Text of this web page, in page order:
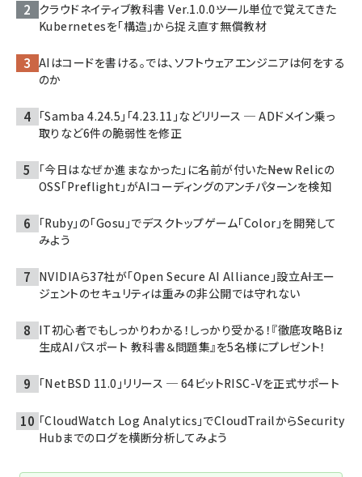
クラウドネイティブ教科書 Ver.1.0.0――ツール単位で覚えてきた
Kubernetesを「構造」から捉え直す無償教材
AIはコードを書ける。では、ソフトウェアエンジニアは何をする
のか
「Samba 4.24.5」「4.23.11」などリリース ─ ADドメイン乗っ
取りなど6件の脆弱性を修正
「今日はなぜか進まなかった」に名前が付いた――New Relicの
OSS「Preflight」がAIコーディングのアンチパターンを検知
「Ruby」の「Gosu」でデスクトップゲーム「Color」を開発して
みよう
NVIDIAら37社が「Open Secure AI Alliance」設立――AIエー
ジェントのセキュリティは重みの非公開では守れない
IT初心者でもしっかりわかる！しっかり受かる！『徹底攻略Biz
生成AIパスポート 教科書＆問題集』を5名様にプレゼント！
「NetBSD 11.0」リリース ─ 64ビットRISC-Vを正式サポート
「CloudWatch Log Analytics」でCloudTrailからSecurity
Hubまでのログを横断分析してみよう